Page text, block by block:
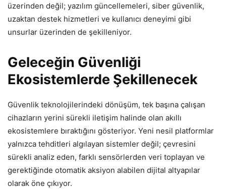
üzerinden değil; yazılım güncellemeleri, siber güvenlik,
uzaktan destek hizmetleri ve kullanıcı deneyimi gibi
unsurlar üzerinden de şekilleniyor.
Geleceğin Güvenliği
Ekosistemlerde Şekillenecek
Güvenlik teknolojilerindeki dönüşüm, tek başına çalışan
cihazların yerini sürekli iletişim halinde olan akıllı
ekosistemlere bıraktığını gösteriyor. Yeni nesil platformlar
yalnızca tehditleri algılayan sistemler değil; çevresini
sürekli analiz eden, farklı sensörlerden veri toplayan ve
gerektiğinde otomatik aksiyon alabilen dijital altyapılar
olarak öne çıkıyor.